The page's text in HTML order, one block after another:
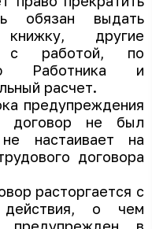
обязан выдать
другие
с работой, по
Работника и
расчет.
предупреждения
договор не был
настаивает на
договора
расторгается с
о чем